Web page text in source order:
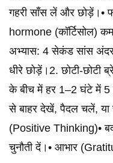
गहरी साँस लें और छोड़ें।•
hormone (कॉर्टिसोल)
अभ्यास: 4 सेकंड सांस
धीरे छोड़ें।2. छोटी-छोटी
के बीच में हर 1–2 घंटे में 5
से बाहर देखें, पैदल चलें, या
(Positive Thinking)•
चुनौती दें।• आभार